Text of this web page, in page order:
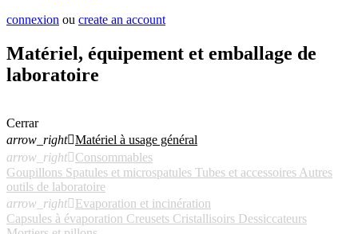
connexion ou create an account
Matériel, équipement et emballage de
laboratoire
Cerrar
arrow_rightMatériel à usage général
arrow_right Consommables
Goupillons Spatules et microspatules Tubes et accessoires Autres
outils de laboratoire
arrow_right Evaporation et incinération
Capsules à évaporation Creusets Cristallisoirs Dessiccateurs